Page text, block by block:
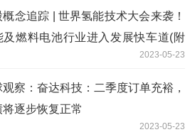
概念追踪 | 世界氢能技术大会来袭！
及燃料电池行业进入发展快车道(附
2023-05-23
观察：奋达科技：二季度订单充裕，
将逐步恢复正常
2023-05-23